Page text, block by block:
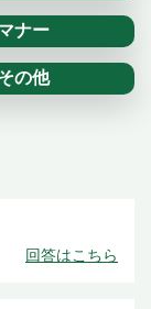
ナー
の他